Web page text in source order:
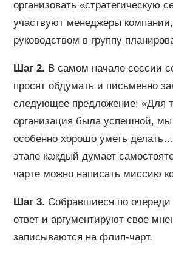
организовать «стратегическую
участвуют менеджеры
руководством в группу
Шаг 2. В самом начале сессии
просят обдумать и письменно
следующее предложение: «Для
организация была успешной,
особенно хорошо уметь
этапе каждый думает
чарте можно написать миссию
Шаг 3. Собравшиеся по очереди
ответ и аргументируют свое
записываются на флип-чарт.